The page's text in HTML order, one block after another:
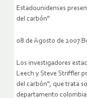
Estadounidenses
del carbón"
08 de Agosto de 2007
Los investigadores
Leech y Steve Striffler
del carbón", que trata
departamento